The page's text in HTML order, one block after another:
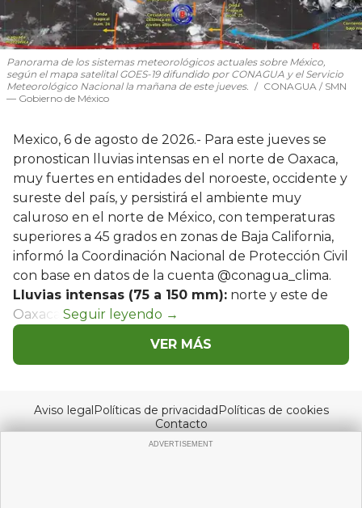
Panorama de los sistemas meteorológicos actuales sobre México,
según el mapa satelital GOES-19 difundido por CONAGUA y el Servicio
Meteorológico Nacional la mañana de este jueves.
CONAGUA / SMN
— Gobierno de México
Mexico, 6 de agosto de 2026.- Para este jueves se
pronostican lluvias intensas en el norte de Oaxaca,
muy fuertes en entidades del noroeste, occidente y
sureste del país, y persistirá el ambiente muy
caluroso en el norte de México, con temperaturas
superiores a 45 grados en zonas de Baja California,
informó la Coordinación Nacional de Protección Civil
con base en datos de la cuenta @conagua_clima.
Lluvias intensas (75 a 150 mm): norte y este de
Oaxaca.
VER MÁS
Aviso legalPolíticas de privacidadPolíticas de cookies
Contacto